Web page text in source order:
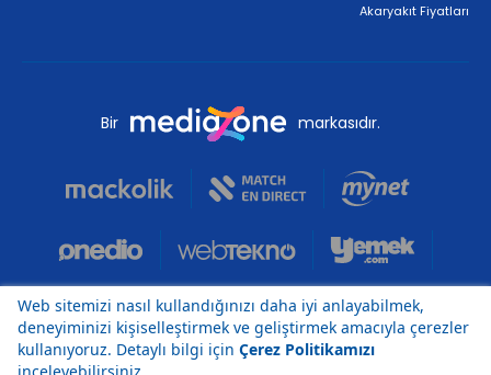
Akaryakıt Fiyatları
Bir markasıdır.